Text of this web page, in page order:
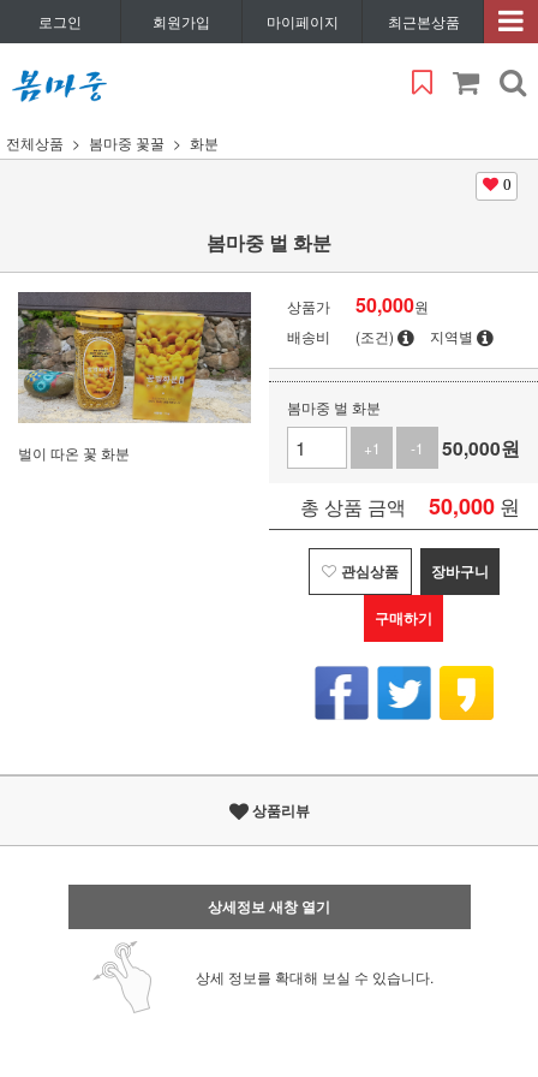
로그인 회원가입 마이페이지 최근본상품
전체상품 봄마중 꽃꿀 화분
0
봄마중 벌 화분
벌이 따온 꽃 화분
상품가 50,000원
배송비
(조건) 지역별
봄마중 벌 화분
+1
-1 50,000원
총 상품 금액 50,000 원
관심상품 장바구니
구매하기
상품리뷰
상세정보 새창 열기
상세 정보를 확대해 보실 수 있습니다.